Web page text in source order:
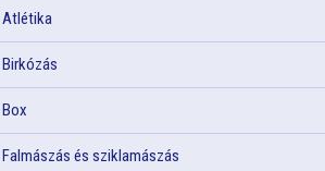
Atlétika
Birkózás
Box
Falmászás és sziklamászás